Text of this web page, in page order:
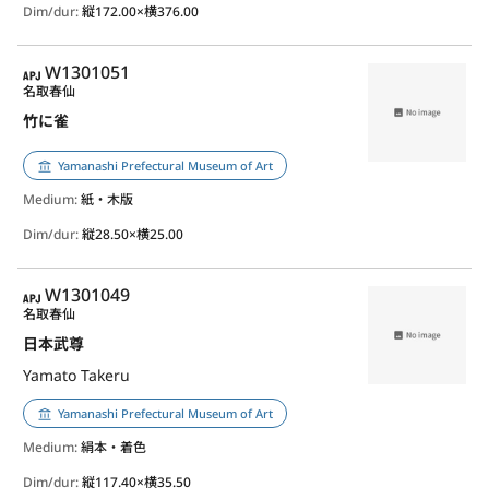
Dim/dur:縦172.00×横376.00
APJ
W1301051
竹に雀
名取春仙
Yamanashi Prefectural Museum of Art
Medium:紙・木版
Dim/dur:縦28.50×横25.00
APJ
W1301049
日本武尊
Yamato Takeru
名取春仙
Yamanashi Prefectural Museum of Art
Medium:絹本・着色
Dim/dur:縦117.40×横35.50